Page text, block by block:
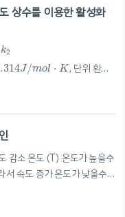
우므로 가
. 간단히
로 우회
을 미국
상수를 이용한 활성화
k2
k
J/mol ⋅ K
J /mol⋅K
, 단위 환산
감소 온도 (T) 온도가 높을수
서 속도 증가 온도가 낮을수록
도 증가 압력이 낮을수록(V